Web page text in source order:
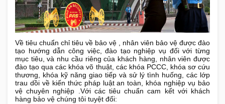
Về tiêu chuẩn chỉ tiêu về bảo vệ , nhân viên bảo vệ được đào
tạo hướng dẫn công việc, đào tạo nghiệp vụ đối với từng
mục tiêu, và nhu cầu riêng của khách hàng, nhân viên được
đào tạo qua các khóa võ thuật, các khóa PCCC, khóa sơ cứu
thương, khóa kỹ năng giao tiếp và sử lý tình huống, các lớp
trau dồi về kiến thức pháp luật an toàn, khóa nghiệp vụ bảo
vệ chuyên nghiệp .Với các tiêu chuẩn cam kết với khách
hàng bảo vệ chúng tôi tuyệt đối: